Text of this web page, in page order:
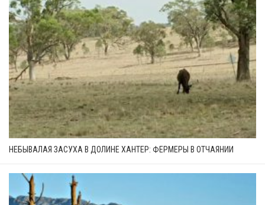
НЕБЫВАЛАЯ ЗАСУХА В ДОЛИНЕ ХАНТЕР: ФЕРМЕРЫ В ОТЧАЯНИИ